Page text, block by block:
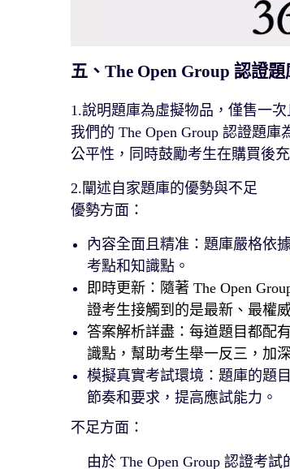
五、The Open Group 認證
1.說明題庫為虛擬物品，僅售一
我們的 The Open Group 認證題
公平性，同時鼓勵考生在購買後
2.闡述自家題庫的優勢與不足
優勢方面：
內容全面且精准：題庫嚴格依
考點和知識點。
即時更新：隨著 The Open
證考生接觸到的是最新、最權
答案解析詳盡：每道題目都配
識點，幫助考生舉一反三，加
模擬真實考試環境：題庫的題
節奏和要求，提高應試能力。
不足方面：
由於 The Open Group 認證考